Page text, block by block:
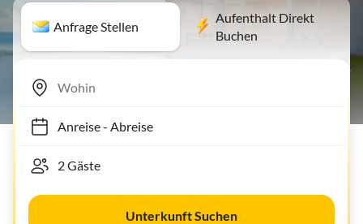
Anfrage Stellen
Aufenthalt Direkt
Buchen
Anreise- Abreise
Unterkunft Suchen